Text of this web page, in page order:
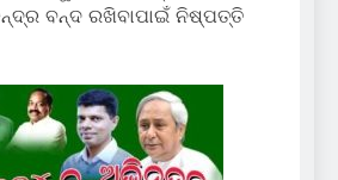
ବନ୍ଦ ରଖିବାପାଇଁ ନିଷ୍ପତ୍ତି